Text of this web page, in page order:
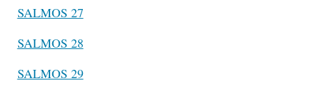
SALMOS 27
SALMOS 28
SALMOS 29